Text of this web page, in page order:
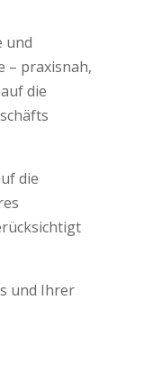
und
– praxisnah,
die
die
und Ihrer